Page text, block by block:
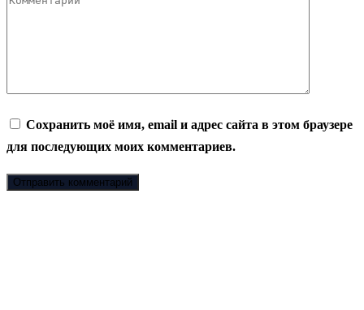
Сохранить моё имя, email и адрес сайта в этом браузере
для последующих моих комментариев.